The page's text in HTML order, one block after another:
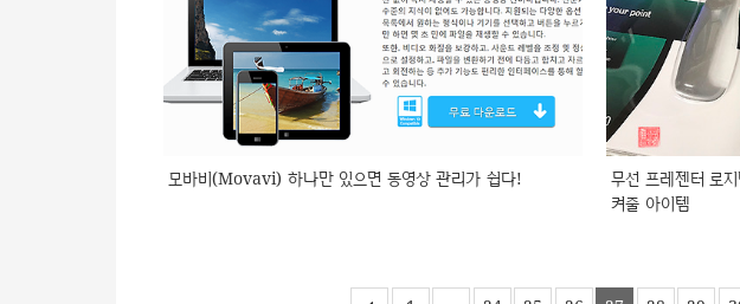
모바비(Movavi) 하나만 있으면 동영상 관리가 쉽다!
무선 프레젠터 로
켜줄 아이템